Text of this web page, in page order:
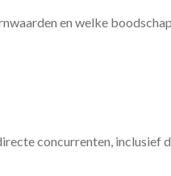
en welke
concurrenten, inclusief